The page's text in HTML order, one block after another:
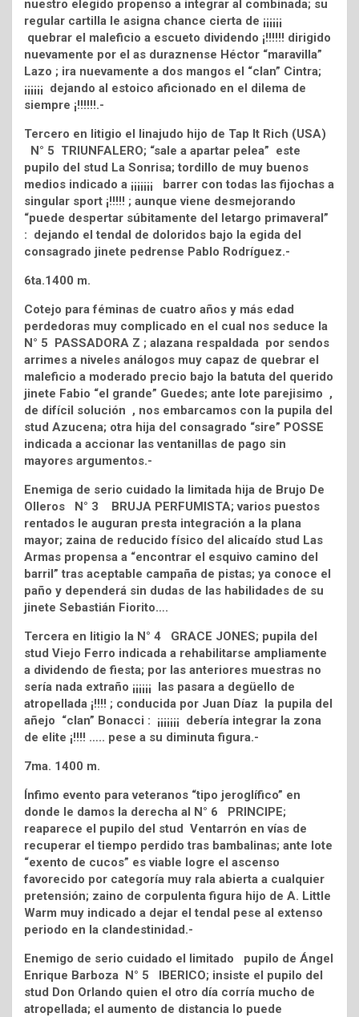
nuestro elegido propenso a integrar al combinada; su
regular cartilla le asigna chance cierta de ¡¡¡¡¡¡
quebrar el maleficio a escueto dividendo ¡!!!!!! dirigido
nuevamente por el as duraznense Héctor “maravilla”
Lazo ; ira nuevamente a dos mangos el “clan” Cintra;
¡¡¡¡¡¡ dejando al estoico aficionado en el dilema de
siempre ¡!!!!!!.-
Tercero en litigio el linajudo hijo de Tap It Rich (USA)
N° 5 TRIUNFALERO; “sale a apartar pelea” este
pupilo del stud La Sonrisa; tordillo de muy buenos
medios indicado a ¡¡¡¡¡¡¡ barrer con todas las fijochas a
singular sport ¡!!!!! ; aunque viene desmejorando
“puede despertar súbitamente del letargo primaveral”
: dejando el tendal de doloridos bajo la egida del
consagrado jinete pedrense Pablo Rodríguez.-
6ta.1400 m.
Cotejo para féminas de cuatro años y más edad
perdedoras muy complicado en el cual nos seduce la
N° 5 PASSADORA Z ; alazana respaldada por sendos
arrimes a niveles análogos muy capaz de quebrar el
maleficio a moderado precio bajo la batuta del querido
jinete Fabio “el grande” Guedes; ante lote parejisimo ,
de difícil solución , nos embarcamos con la pupila del
stud Azucena; otra hija del consagrado “sire” POSSE
indicada a accionar las ventanillas de pago sin
mayores argumentos.-
Enemiga de serio cuidado la limitada hija de Brujo De
Olleros N° 3 BRUJA PERFUMISTA; varios puestos
rentados le auguran presta integración a la plana
mayor; zaina de reducido físico del alicaído stud Las
Armas propensa a “encontrar el esquivo camino del
barril” tras aceptable campaña de pistas; ya conoce el
paño y dependerá sin dudas de las habilidades de su
jinete Sebastián Fiorito….
Tercera en litigio la N° 4 GRACE JONES; pupila del
stud Viejo Ferro indicada a rehabilitarse ampliamente
a dividendo de fiesta; por las anteriores muestras no
sería nada extraño ¡¡¡¡¡¡ las pasara a degüello de
atropellada ¡!!!! ; conducida por Juan Díaz la pupila del
añejo “clan” Bonacci : ¡¡¡¡¡¡¡ debería integrar la zona
de elite ¡!!!! ….. pese a su diminuta figura.-
7ma. 1400 m.
Ínfimo evento para veteranos “tipo jeroglífico” en
donde le damos la derecha al N° 6 PRINCIPE;
reaparece el pupilo del stud Ventarrón en vías de
recuperar el tiempo perdido tras bambalinas; ante lote
“exento de cucos” es viable logre el ascenso
favorecido por categoría muy rala abierta a cualquier
pretensión; zaino de corpulenta figura hijo de A. Little
Warm muy indicado a dejar el tendal pese al extenso
periodo en la clandestinidad.-
Enemigo de serio cuidado el limitado pupilo de Ángel
Enrique Barboza N° 5 IBERICO; insiste el pupilo del
stud Don Orlando quien el otro día corría mucho de
atropellada; el aumento de distancia lo puede